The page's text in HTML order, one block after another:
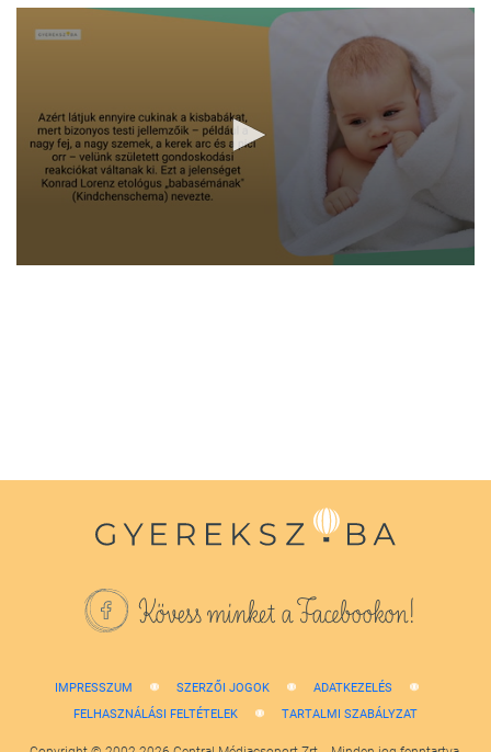
Kövess minket a Facebookon!
IMPRESSZUM SZERZŐI JOGOK
ADATKEZELÉS
FELHASZNÁLÁSI FELTÉTELEK
TARTALMI SZABÁLYZAT